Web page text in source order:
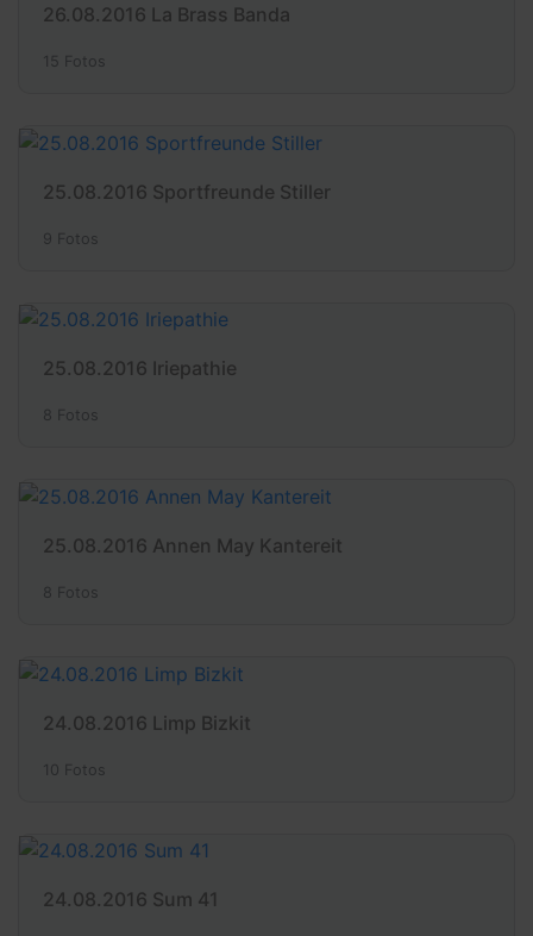
26.08.2016 La Brass Banda
15 Fotos
25.08.2016 Sportfreunde Stiller
9 Fotos
25.08.2016 Iriepathie
8 Fotos
25.08.2016 Annen May Kantereit
8 Fotos
24.08.2016 Limp Bizkit
10 Fotos
24.08.2016 Sum 41